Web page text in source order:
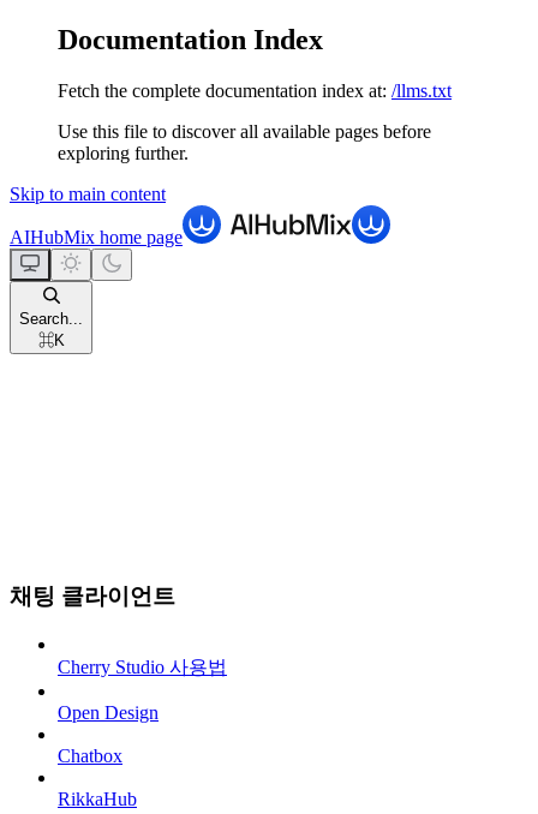
Documentation Index
Fetch the complete documentation index at: /llms.txt
Use this file to discover all available pages before
exploring further.
Skip to main content
AIHubMix home page
Search...
⌘K
채팅 클라이언트
Cherry Studio 사용법
Open Design
Chatbox
RikkaHub